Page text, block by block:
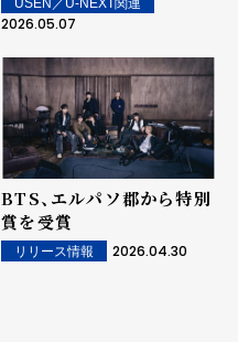
2026.05.07
BTS、エルパソ郡から特別
賞を受賞
リリース情報 2026.04.30